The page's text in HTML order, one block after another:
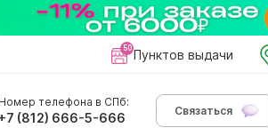
Пунктов выдачи
Номер телефона в СПб:
+7 (812) 666-5-666
Связаться